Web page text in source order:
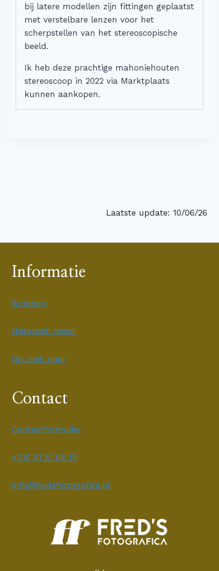
bij latere modellen zijn fittingen geplaatst
met verstelbare lenzen voor het
scherpstellen van het stereoscopische
beeld.
Ik heb deze prachtige mahoniehouten
stereoscoop in 2022 via Marktplaats
kunnen aankopen.
Laatste update: 10/06/26
Informatie
Bronnen
Historisch besef
Op zoek naar
Contact
Contactformulier
+316 81 81 68 19
info@fredsfotografica.nl